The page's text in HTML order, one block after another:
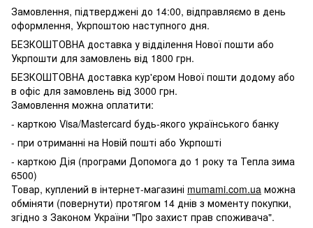
Замовлення, підтверджені до 14:00, відправляємо в день
оформлення, Укрпоштою наступного дня.
БЕЗКОШТОВНА доставка у відділення Нової пошти або
Укрпошти для замовлень від 1800 грн.
БЕЗКОШТОВНА доставка кур'єром Нової пошти додому або
в офіс для замовлень від 3000 грн.
Замовлення можна оплатити:
- карткою Visa/Mastercard будь-якого українського банку
- при отриманні на Новій пошті або Укрпошті
- карткою Дія (програми Допомога до 1 року та Тепла зима
6500)
Товар, куплений в інтернет-магазині mumami.com.ua можна
обміняти (повернути) протягом 14 днів з моменту покупки,
згідно з Законом України "Про захист прав споживача".